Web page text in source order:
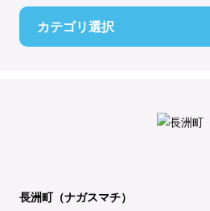
カテゴリ選択
長洲町（ナガスマチ）